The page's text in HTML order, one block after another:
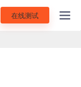
在线测试